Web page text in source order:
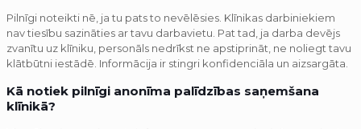
Pilnīgi noteikti nē, ja tu pats to nevēlēsies. Klīnikas darbiniekiem
nav tiesību sazināties ar tavu darbavietu. Pat tad, ja darba devējs
zvanītu uz klīniku, personāls nedrīkst ne apstiprināt, ne noliegt tavu
klātbūtni iestādē. Informācija ir stingri konfidenciāla un aizsargāta.
Kā notiek pilnīgi anonīma palīdzības saņemšana
klīnikā?